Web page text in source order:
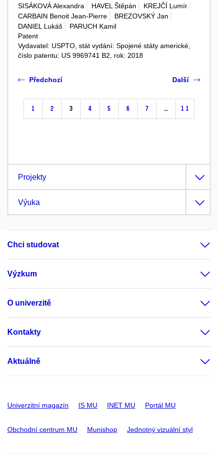
SISÁKOVÁ Alexandra
HAVEL Štěpán
KREJČÍ Lumír
CARBAIN Benoit Jean-Pierre
BREZOVSKÝ Jan
DANIEL Lukáš
PARUCH Kamil
Patent
Vydavatel: USPTO, stát vydání: Spojené státy americké,
číslo patentu: US 9969741 B2, rok: 2018
Předchozí
1 2 3 4 5 6 7 … 11
Další
Projekty
Výuka
Chci studovat
Výzkum
O univerzitě
Kontakty
Aktuálně
Univerzitní magazín IS MU INET MU Portál MU
Obchodní centrum MU Munishop Jednotný vizuální styl